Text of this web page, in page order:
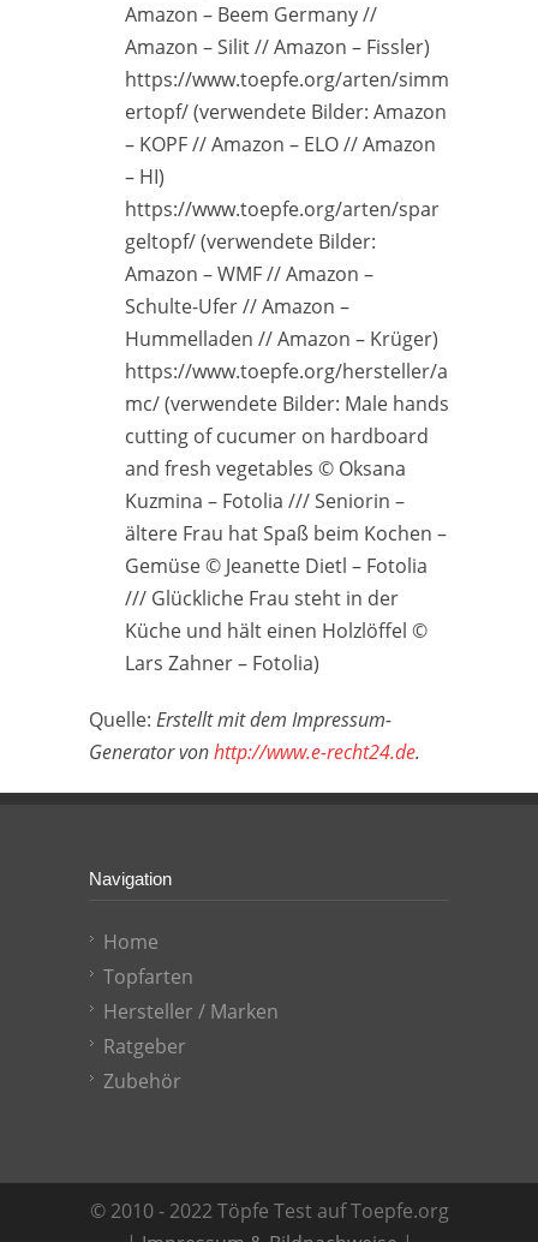
Amazon – Beem Germany //
Amazon – Silit // Amazon – Fissler)
https://www.toepfe.org/arten/simm
ertopf/ (verwendete Bilder: Amazon
– KOPF // Amazon – ELO // Amazon
– HI)
https://www.toepfe.org/arten/spar
geltopf/ (verwendete Bilder:
Amazon – WMF // Amazon –
Schulte-Ufer // Amazon –
Hummelladen // Amazon – Krüger)
https://www.toepfe.org/hersteller/a
mc/ (verwendete Bilder: Male hands
cutting of cucumer on hardboard
and fresh vegetables © Oksana
Kuzmina – Fotolia /// Seniorin –
ältere Frau hat Spaß beim Kochen –
Gemüse © Jeanette Dietl – Fotolia
/// Glückliche Frau steht in der
Küche und hält einen Holzlöffel ©
Lars Zahner – Fotolia)
Quelle: Erstellt mit dem Impressum-
Generator vonhttp://www.e-recht24.de.
Navigation
Home
Topfarten
Hersteller / Marken
Ratgeber
Zubehör
© 2010 - 2022 Töpfe Test auf Toepfe.org